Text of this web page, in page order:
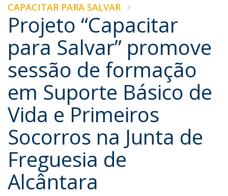
CAPACITAR PARA SALVAR
Projeto “Capacitar
para Salvar” promove
sessão de formação
em Suporte Básico de
Vida e Primeiros
Socorros na Junta de
Freguesia de
Alcântara